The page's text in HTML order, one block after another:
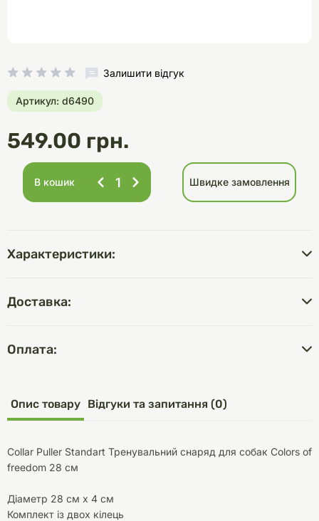
Залишити відгук
Артикул: d6490
549.00 грн.
В кошик Швидке замовлення
Характеристики:
Доставка:
Оплата:
Опис товару Відгуки та запитання (0)
Collar Puller Standart Тренувальний снаряд для собак Colors of
freedom 28 см
Діаметр 28 см х 4 см
Комплект із двох кілець